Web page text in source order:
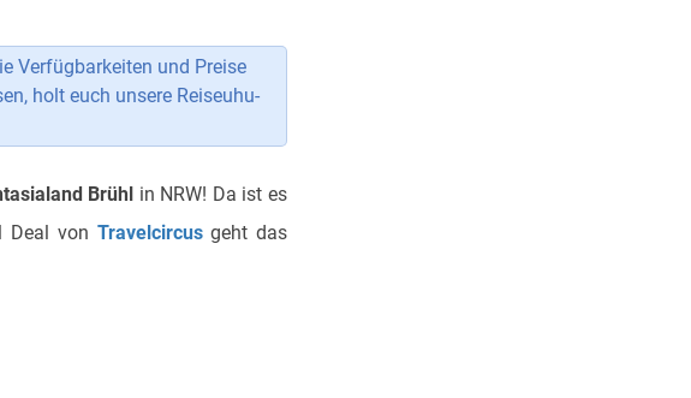
Verfügbarkeiten und Preise
holt euch unsere Reiseuhu-
Brühl in NRW! Da ist es
Deal von Travelcircusgeht das